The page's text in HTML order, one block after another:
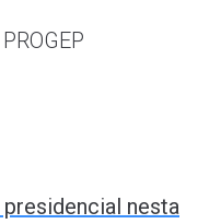
nesta